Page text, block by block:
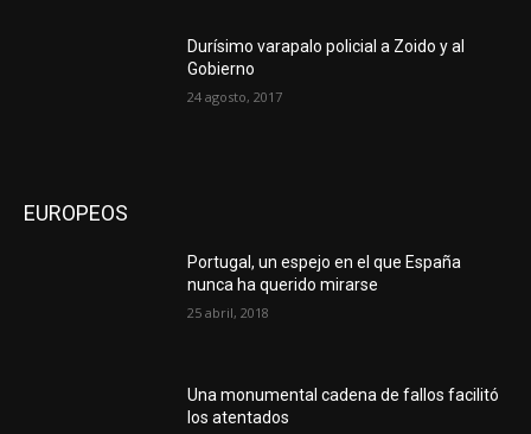
Durísimo varapalo policial a Zoido y al
Gobierno
24 agosto, 2017
EUROPEOS
Portugal, un espejo en el que España
nunca ha querido mirarse
25 abril, 2018
Una monumental cadena de fallos facilitó
los atentados